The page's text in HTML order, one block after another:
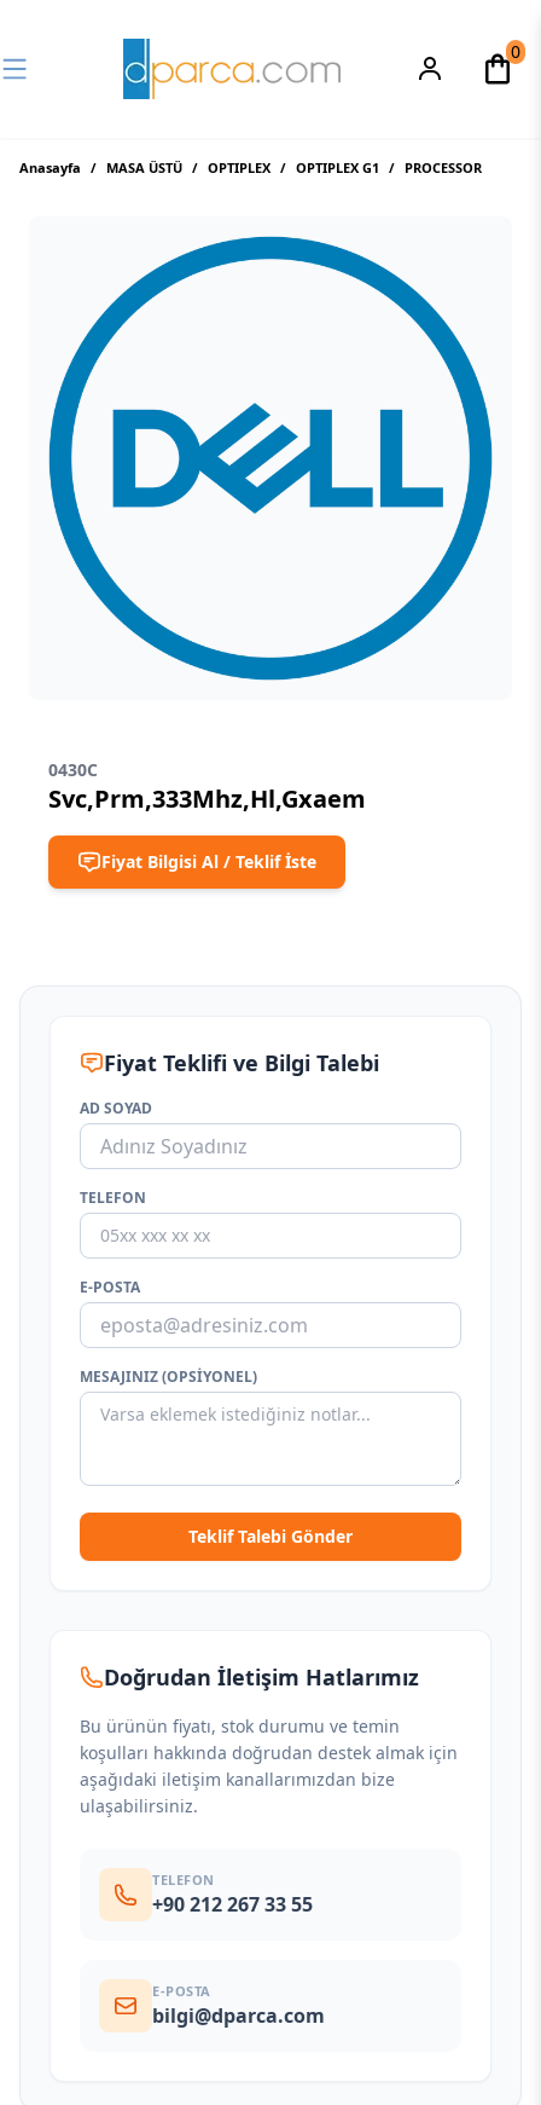
0
Anasayfa / MASA ÜSTÜ / OPTIPLEX / OPTIPLEX G1 / PROCESSOR
0430C
Svc,Prm,333Mhz,Hl,Gxaem
Fiyat Bilgisi Al / Teklif İste
Fiyat Teklifi ve Bilgi Talebi
AD SOYAD
TELEFON
E-POSTA
MESAJINIZ (OPSIYONEL)
Teklif Talebi Gönder
Doğrudan İletişim Hatlarımız
Bu ürünün fiyatı, stok durumu ve temin
koşulları hakkında doğrudan destek almak için
aşağıdaki iletişim kanallarımızdan bize
ulaşabilirsiniz.
TELEFON
+90 212 267 33 55
E-POSTA
bilgi@dparca.com